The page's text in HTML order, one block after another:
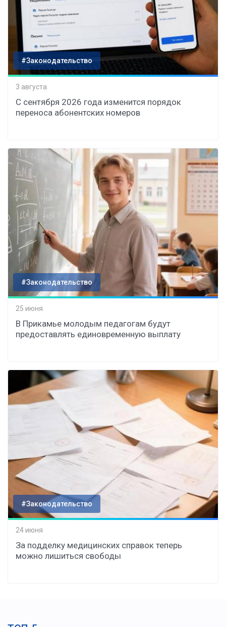
#Законодательство
3 августа
С сентября 2026 года изменится порядок
переноса абонентских номеров
#Законодательство
25 июня
В Прикамье молодым педагогам будут
предоставлять единовременную выплату
#Законодательство
24 июня
За подделку медицинских справок теперь
можно лишиться свободы